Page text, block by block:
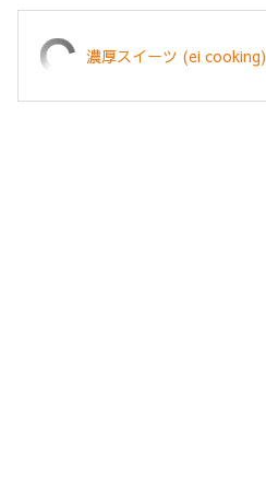
濃厚スイーツ (ei cooking)